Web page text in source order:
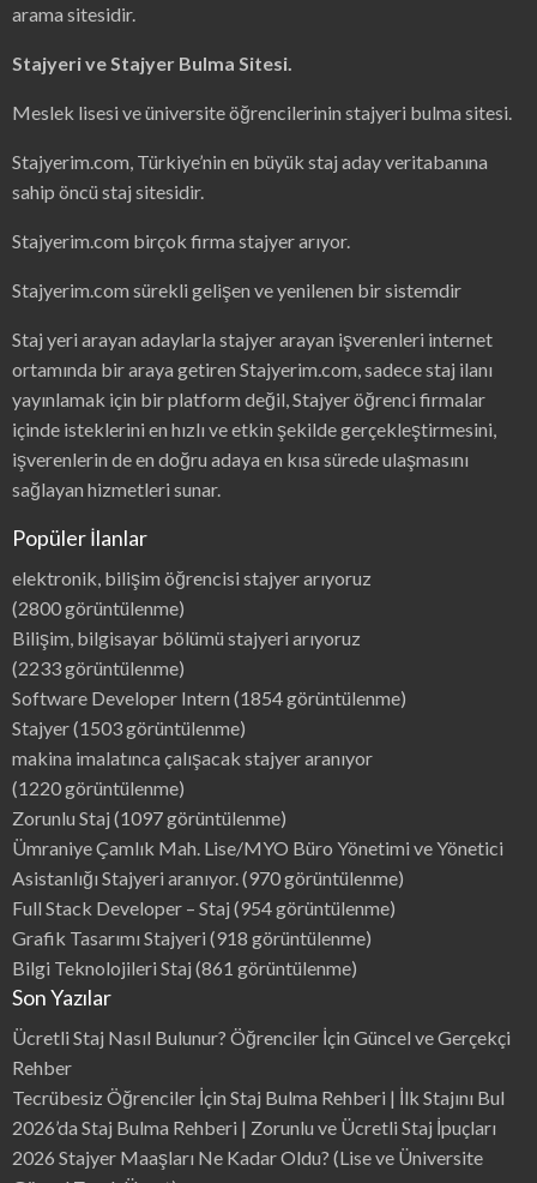
arama sitesidir.
Stajyeri ve Stajyer Bulma Sitesi.
Meslek lisesi ve üniversite öğrencilerinin stajyeri bulma sitesi.
Stajyerim.com, Türkiye’nin en büyük staj aday veritabanına
sahip öncü staj sitesidir.
Stajyerim.com birçok firma stajyer arıyor.
Stajyerim.com sürekli gelişen ve yenilenen bir sistemdir
Staj yeri arayan adaylarla stajyer arayan işverenleri internet
ortamında bir araya getiren Stajyerim.com, sadece staj ilanı
yayınlamak için bir platform değil, Stajyer öğrenci firmalar
içinde isteklerini en hızlı ve etkin şekilde gerçekleştirmesini,
işverenlerin de en doğru adaya en kısa sürede ulaşmasını
sağlayan hizmetleri sunar.
Popüler İlanlar
elektronik, bilişim öğrencisi stajyer arıyoruz
(2800 görüntülenme)
Bilişim, bilgisayar bölümü stajyeri arıyoruz
(2233 görüntülenme)
Software Developer Intern (1854 görüntülenme)
Stajyer(1503 görüntülenme)
makina imalatınca çalışacak stajyer aranıyor
(1220 görüntülenme)
Zorunlu Staj (1097 görüntülenme)
Ümraniye Çamlık Mah. Lise/MYO Büro Yönetimi ve Yönetici
Asistanlığı Stajyeri aranıyor. (970 görüntülenme)
Full Stack Developer – Staj (954 görüntülenme)
Grafik Tasarımı Stajyeri (918 görüntülenme)
Bilgi Teknolojileri Staj (861 görüntülenme)
Son Yazılar
Ücretli Staj Nasıl Bulunur? Öğrenciler İçin Güncel ve Gerçekçi
Rehber
Tecrübesiz Öğrenciler İçin Staj Bulma Rehberi | İlk Stajını Bul
2026’da Staj Bulma Rehberi | Zorunlu ve Ücretli Staj İpuçları
2026 Stajyer Maaşları Ne Kadar Oldu? (Lise ve Üniversite